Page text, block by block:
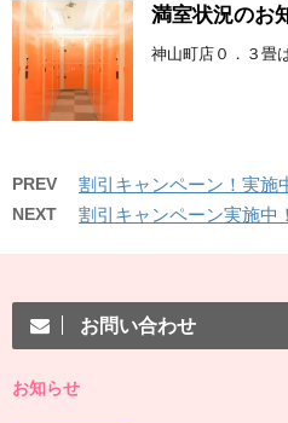
満室状況のお
神山町店０．３畳
PREV 割引キャンペーン！実施
NEXT 割引キャンペーン実施中！
お問い合わせ
お知らせ